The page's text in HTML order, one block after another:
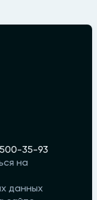
35-93
на
данных